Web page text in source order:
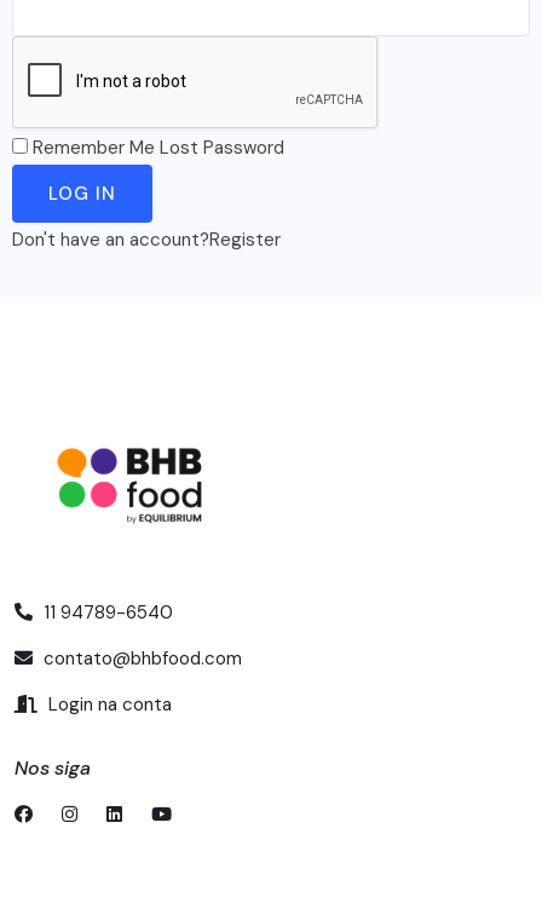
Remember Me Lost Password
Don't have an account?Register
11 94789-6540
contato@bhbfood.com
Login na conta
Nos siga